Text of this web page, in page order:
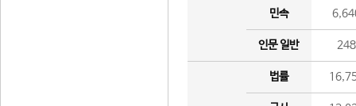
민속
인문 일반 248
법률